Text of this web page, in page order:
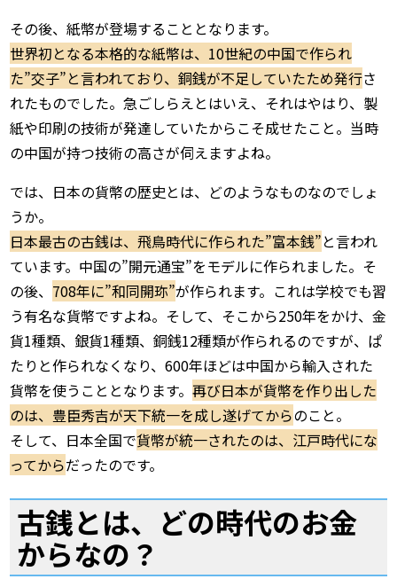
その後、紙幣が登場することとなります。
世界初となる本格的な紙幣は、10世紀の中国で作られ
た”交子”と言われており、銅銭が不足していたため発行さ
れたものでした。急ごしらえとはいえ、それはやはり、製
紙や印刷の技術が発達していたからこそ成せたこと。当時
の中国が持つ技術の高さが伺えますよね。
では、日本の貨幣の歴史とは、どのようなものなのでしょ
うか。
日本最古の古銭は、飛鳥時代に作られた”富本銭”と言われ
ています。中国の”開元通宝”をモデルに作られました。そ
の後、 708年に”和同開珎”が作られます。これは学校でも習
う有名な貨幣ですよね。そして、そこから250年をかけ、金
貨1種類、銀貨1種類、銅銭12種類が作られるのですが、ぱ
たりと作られなくなり、600年ほどは中国から輸入された
貨幣を使うこととなります。再び日本が貨幣を作り出した
のは、豊臣秀吉が天下統一を成し遂げてからのこと。
そして、日本全国で貨幣が統一されたのは、江戸時代にな
ってからだったのです。
古銭とは、どの時代のお金
からなの？